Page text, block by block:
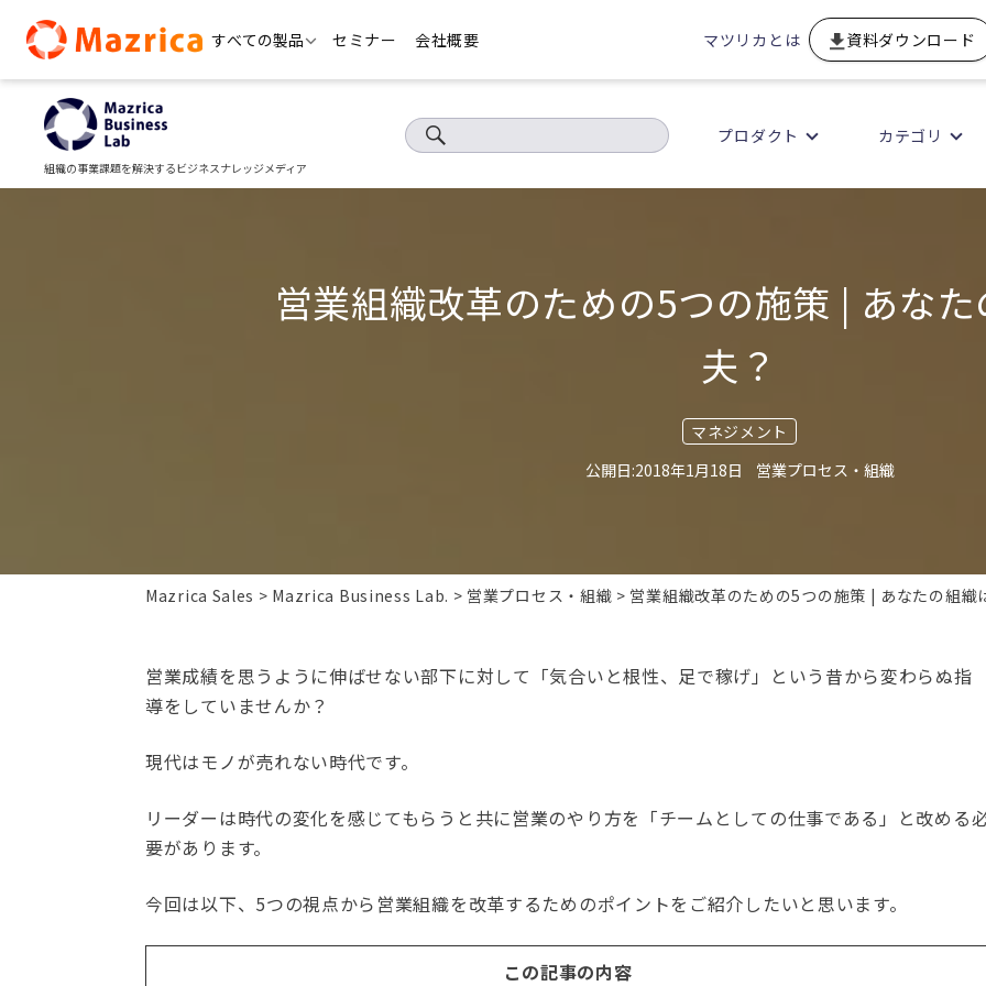
content
すべての製品 セミナー 会社概要 マツリカとは 資料ダウンロード
組織の事業課題を解決するビジネスナレッジメディア
プロダクト カテゴリ
営業組織改革のための5つの施策 | あな
夫？
マネジメント
2018年1月18日
営業プロセス・組織
Mazrica Sales Mazrica Business Lab. 営業プロセス・組織 営業組織改革のための5つの施策 | あなたの組織
営業成績を思うように伸ばせない部下に対して「気合いと根性、足で稼げ」という昔から変わらぬ指
導をしていませんか？
現代はモノが売れない時代です。
リーダーは時代の変化を感じてもらうと共に営業のやり方を「チームとしての仕事である」と改める
要があります。
今回は以下、5つの視点から営業組織を改革するためのポイントをご紹介したいと思います。
この記事の内容